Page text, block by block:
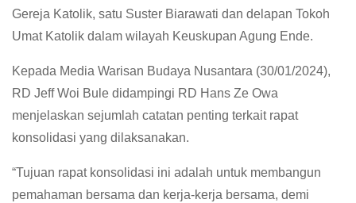
Gereja Katolik, satu Suster Biarawati dan delapan Tokoh
Umat Katolik dalam wilayah Keuskupan Agung Ende.
Kepada Media Warisan Budaya Nusantara (30/01/2024),
RD Jeff Woi Bule didampingi RD Hans Ze Owa
menjelaskan sejumlah catatan penting terkait rapat
konsolidasi yang dilaksanakan.
“Tujuan rapat konsolidasi ini adalah untuk membangun
pemahaman bersama dan kerja-kerja bersama, demi